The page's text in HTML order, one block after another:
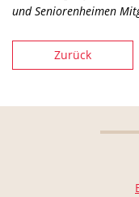
und Seniorenheimen
Zurück